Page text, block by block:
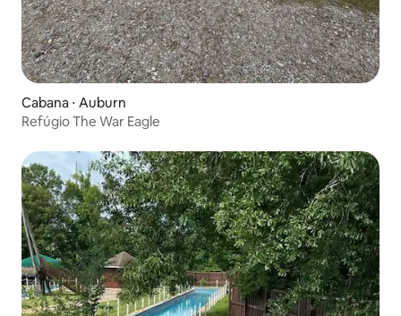
Cabana ⋅ Auburn
Refúgio The War Eagle